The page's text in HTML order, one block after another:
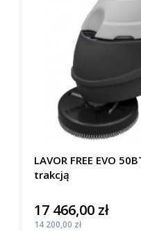
LAVOR FREE EVO
trakcją
Cena
17 466,00 zł
Cena
14 200,00 zł